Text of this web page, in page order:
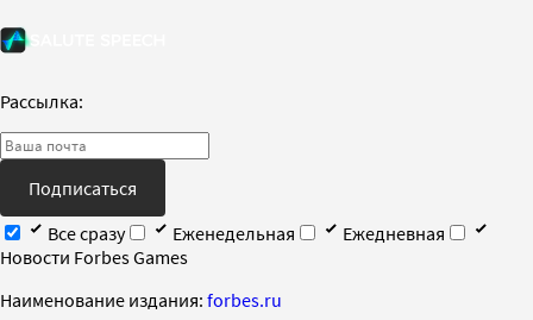
Рассылка:
Подписаться
Все сразу
Еженедельная
Ежедневная
Новости Forbes Games
Наименование издания: forbes.ru